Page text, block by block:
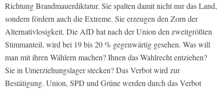
Richtung Brandmauerdiktatur. Sie spalten damit nicht nur das Land,
sondern fördern auch die Extreme. Sie erzeugen den Zorn der
Alternativlosigkeit. Die AfD hat nach der Union den zweitgrößten
Stimmanteil, wird bei 19 bis 20 % gegenwärtig gesehen. Was will
man mit ihren Wählern machen? Ihnen das Wahlrecht entziehen?
Sie in Umerziehungslager stecken? Das Verbot wird zur
Bestätigung. Union, SPD und Grüne werden durch das Verbot